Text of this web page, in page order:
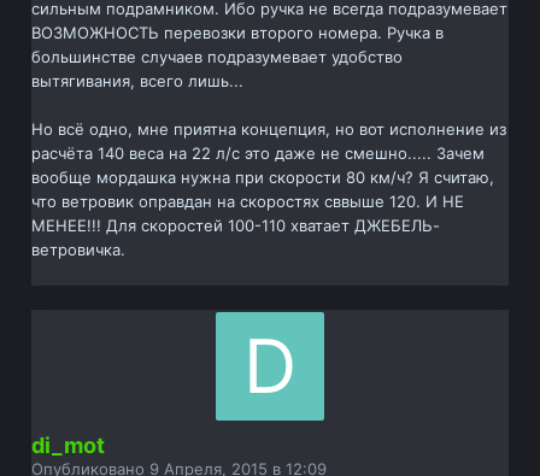
сильным подрамником. Ибо ручка не всегда подразумевает
ВОЗМОЖНОСТЬ перевозки второго номера. Ручка в
большинстве случаев подразумевает удобство
вытягивания, всего лишь...
Но всё одно, мне приятна концепция, но вот исполнение из
расчёта 140 веса на 22 л/с это даже не смешно..... Зачем
вообще мордашка нужна при скорости 80 км/ч? Я считаю,
что ветровик оправдан на скоростях сввыше 120. И НЕ
МЕНЕЕ!!! Для скоростей 100-110 хватает ДЖЕБЕЛЬ-
ветровичка.
di_mot
Опубликовано 9 Апреля, 2015 в 12:09